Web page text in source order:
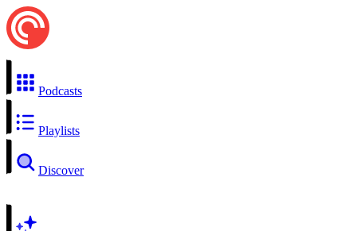
Podcasts
Playlists
Discover